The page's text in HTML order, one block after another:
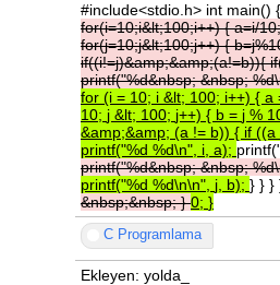
#include<stdio.h> int main()
for(i=10;i&lt;100;i++){a=i/10;
for(j=10;j&lt;100;j++){
if((i!=j)&amp;&amp;(a!=b)){
printf("%d&nbsp;&nbsp;
for (i = 10; i &lt; 100; i++) { a
10; j &lt; 100; j++) { b = j %
&amp;&amp; (a != b)) { if ((a
printf("%d %d\n", i, a);
printf("%d&nbsp;&nbsp;
printf("%d %d\n\n", j, b); } } }
&nbsp;&nbsp;}0; }
C Programlama
Ekleyen: yolda_